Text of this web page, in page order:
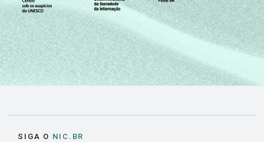
SIGA O NIC.BR